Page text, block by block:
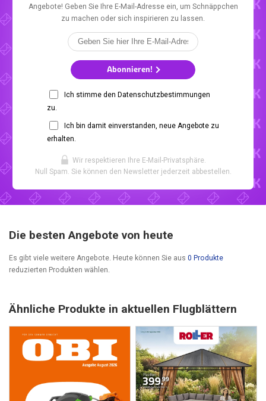
Angebote! Geben Sie Ihre E-Mail-Adresse ein, um Schnäppchen
zu machen oder sich inspirieren zu lassen.
Abonnieren!
Ich stimme den Datenschutzbestimmungen
zu.
Ich bin damit einverstanden, neue Angebote zu
erhalten.
Wir respektieren Ihre E-Mail-Privatsphäre.
Null Spam. Sie können den Newsletter jederzeit abbestellen.
Die besten Angebote von heute
Es gibt viele weitere Angebote. Heute können Sie aus 0 Produkte
reduzierten Produkten wählen.
Ähnliche Produkte in aktuellen Flugblättern